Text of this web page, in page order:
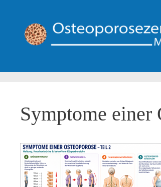
springen
Symptome einer